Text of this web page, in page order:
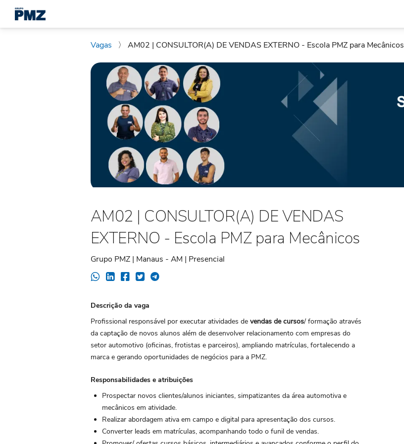
Vagas 〉 AM02 | CONSULTOR(A) DE VENDAS EXTERNO - Escola PMZ para Mecânicos
AM02 | CONSULTOR(A) DE VENDAS
EXTERNO - Escola PMZ para Mecânicos
Grupo PMZ | Manaus - AM | Presencial
Descrição da vaga
Profissional responsável por executar atividades de vendas de cursos/ formação através
da captação de novos alunos além de desenvolver relacionamento com empresas do
setor automotivo (oficinas, frotistas e parceiros), ampliando matrículas, fortalecendo a
marca e gerando oportunidades de negócios para a PMZ.
Responsabilidades e atribuições
Prospectar novos clientes/alunos iniciantes, simpatizantes da área automotiva e
mecânicos em atividade.
Realizar abordagem ativa em campo e digital para apresentação dos cursos.
Converter leads em matrículas, acompanhando todo o funil de vendas.